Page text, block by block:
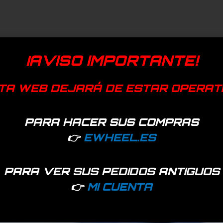
¡AVISO IMPORTANTE!
WEB DEJARÁ DE ESTAR
PARA HACER SUS COMPRAS
👉 EWHEEL.ES
PARA VER SUS PEDIDOS ANTIGUOS
👉 MI CUENTA